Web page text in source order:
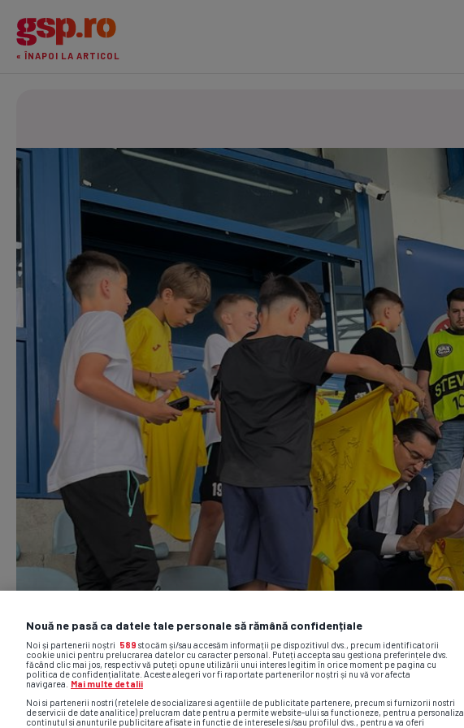
« ÎNAPOI LA ARTICOL
Nouă ne pasă ca datele tale personale să rămână confidențiale
Noi și partenerii noștri 589 stocăm și/sau accesăm informații pe dispozitivul dvs., precum identificatorii
cookie unici pentru prelucrarea datelor cu caracter personal. Puteți accepta sau gestiona preferințele dvs.
făcând clic mai jos, respectiv vă puteți opune utilizării unui interes legitim în orice moment pe pagina cu
politica de confidențialitate. Aceste alegeri vor fi raportate partenerilor noștri și nu vă vor afecta
navigarea.
Mai multe detalii
Noi si partenerii nostri (retelele de socializare si agentiile de publicitate partenere, precum si furnizorii nostri
de servicii de date analitice) prelucram date pentru a permite website-ului sa functioneze, pentru a personaliza
continutul si anunturile publicitare afisate in functie de interesele si/sau profilul dvs., pentru a va oferi